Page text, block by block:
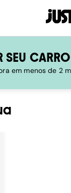
SEU
em menos de 2